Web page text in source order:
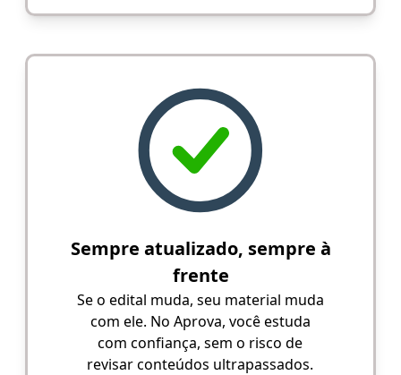
Sempre atualizado, sempre à
frente
Se o edital muda, seu material muda
com ele. No Aprova, você estuda
com confiança, sem o risco de
revisar conteúdos ultrapassados.